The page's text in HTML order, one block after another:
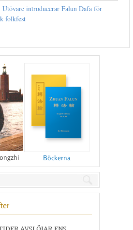
introducerar Falun Dafa för
folkfest
Böckerna